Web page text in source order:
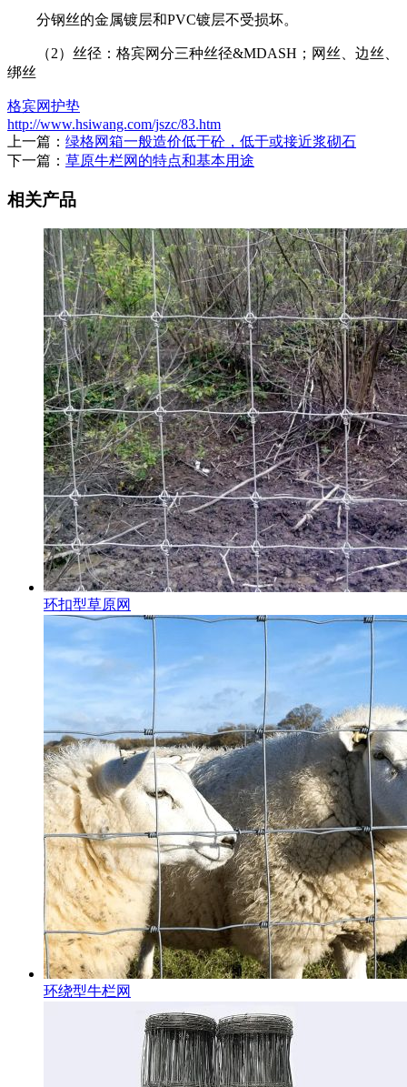
分钢丝的金属镀层和PVC镀层不受损坏。
（2）丝径：格宾网分三种丝径&MDASH；网丝、边丝、
绑丝
格宾网护垫
http://www.hsiwang.com/jszc/83.htm
上一篇： 绿格网箱一般造价低于砼，低于或接近浆砌石
下一篇： 草原牛栏网的特点和基本用途
相关产品
环扣型草原网
环绕型牛栏网